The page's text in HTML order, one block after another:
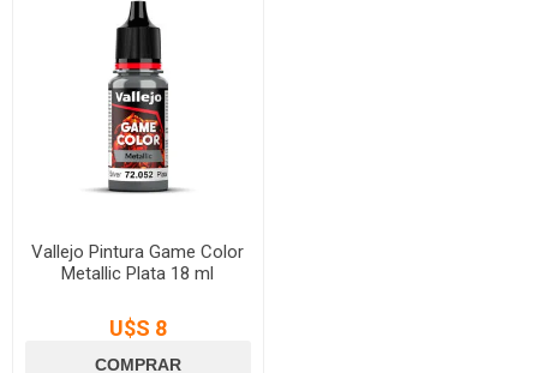
Vallejo Pintura Game Color
Metallic Plata 18 ml
U$S 8